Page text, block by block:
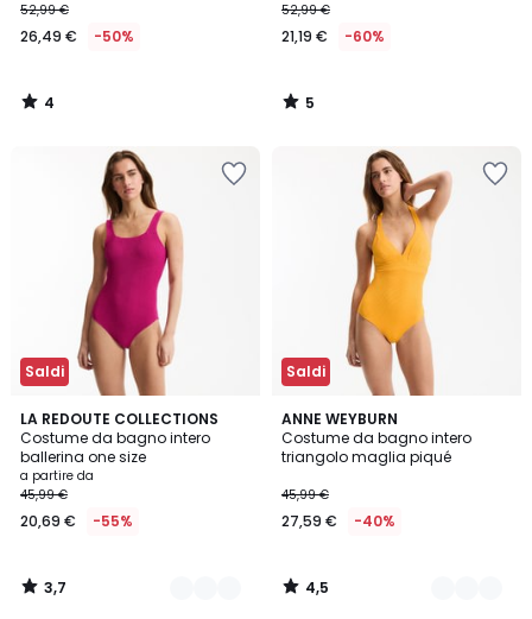
52,99 €
26,49 € -50%
4
/
52,99 €
21,19 € -60%
5
/
Saldi
LA REDOUTE COLLECTIONS
Costume da bagno intero
ballerina one size
a partire da
45,99 €
20,69 € -55%
3,7
/ 5
2
Colori
3,7
/
Saldi
ANNE WEYBURN
Costume da bagno intero
triangolo maglia piqué
45,99 €
27,59 € -40%
4,5
/ 5
2
Colori
4,5
/